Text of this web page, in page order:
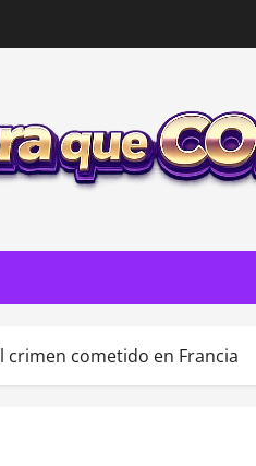
crimen cometido en Francia